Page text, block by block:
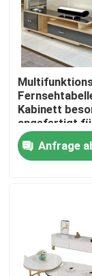
Produkte
Hauptraum-
Esszimmer-
Barhocker-
Kabinett
angefertigt
Anfrage